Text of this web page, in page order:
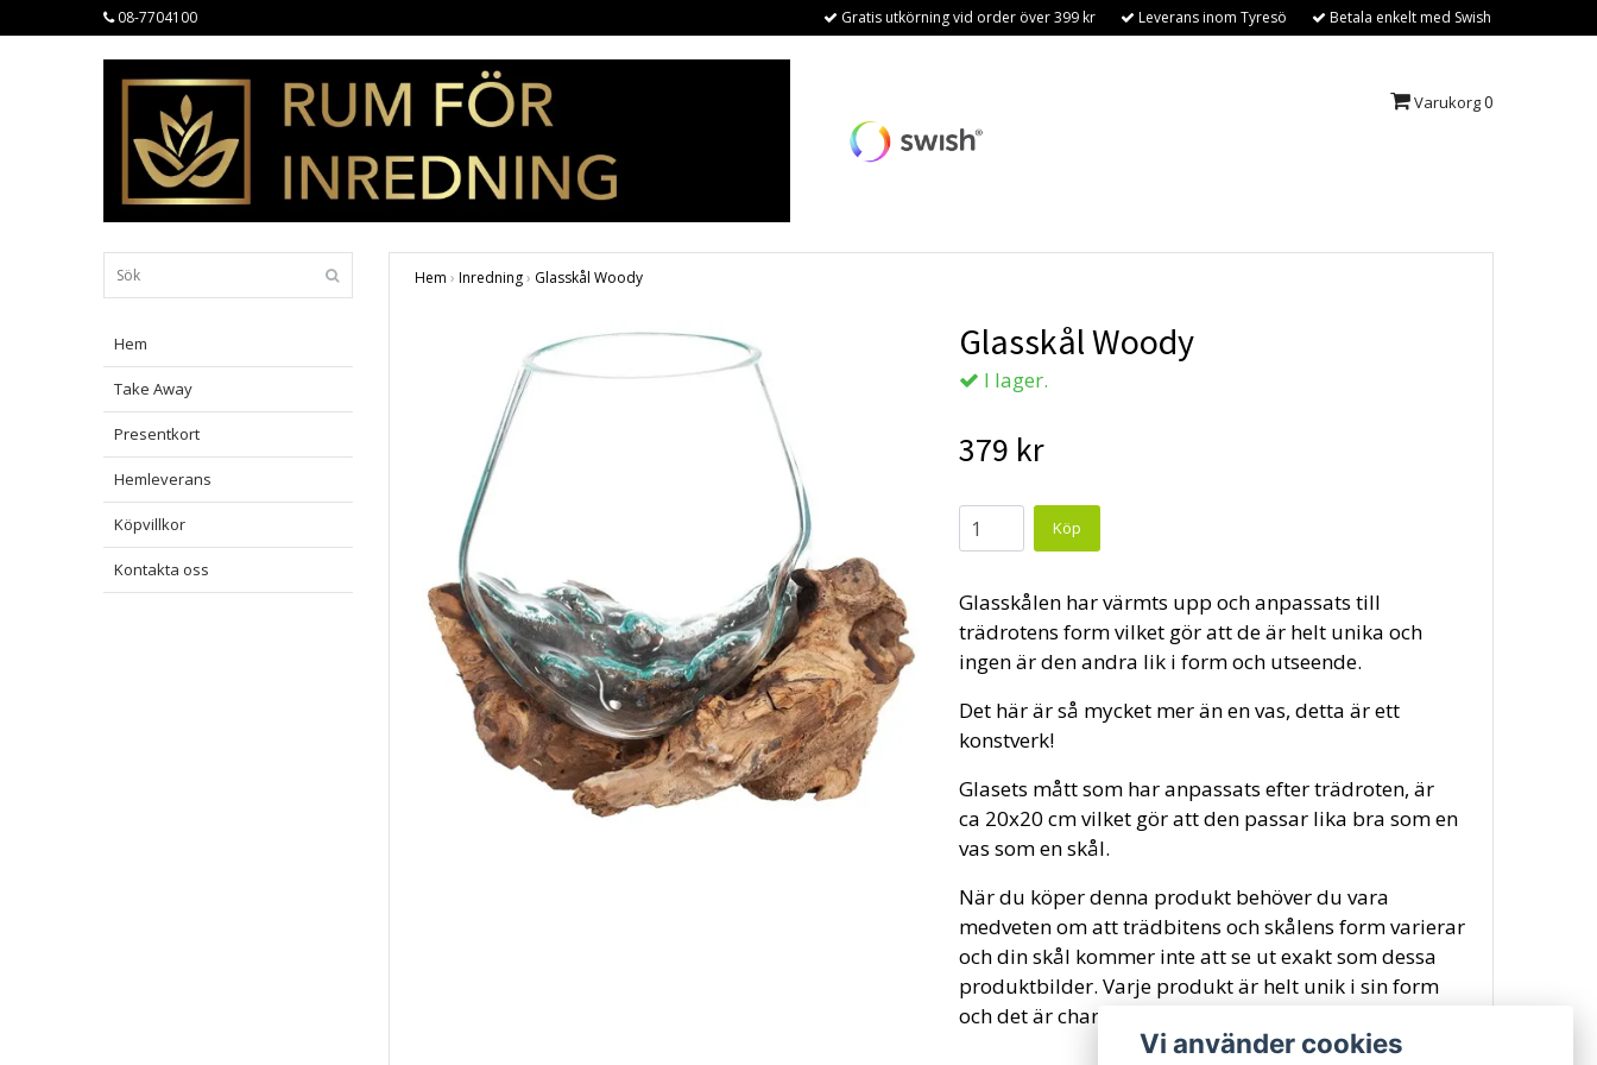
08-7704100 Gratis utkörning vid order över 399 kr Leverans inom Tyresö Betala enkelt med Swish
Varukorg0
Hem
Take Away
Presentkort
Hemleverans
Köpvillkor
Kontakta oss
Hem › Inredning› Glasskål Woody
Glasskål Woody
I lager.
379 kr
Glasskålen har värmts upp och anpassats till
trädrotens form vilket gör att de är helt unika och
ingen är den andra lik i form och utseende.
Det här är så mycket mer än en vas, detta är ett
konstverk!
Glasets mått som har anpassats efter trädroten, är
ca 20x20 cm vilket gör att den passar lika bra som en
vas som en skål.
När du köper denna produkt behöver du vara
medveten om att trädbitens och skålens form varierar
och din skål kommer inte att se ut exakt som dessa
produktbilder. Varje produkt är helt unik i sin form
och det är charmen.
Vi använder cookies